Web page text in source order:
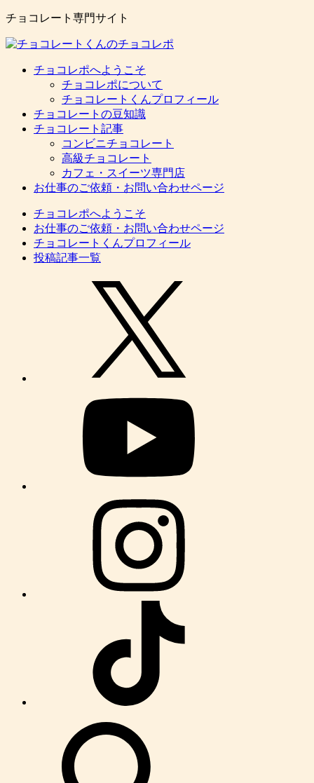
チョコレート専門サイト
チョコレポへようこそ
チョコレポについて
チョコレートくんプロフィール
チョコレートの豆知識
チョコレート記事
コンビニチョコレート
高級チョコレート
カフェ・スイーツ専門店
お仕事のご依頼・お問い合わせページ
チョコレポへようこそ
お仕事のご依頼・お問い合わせページ
チョコレートくんプロフィール
投稿記事一覧